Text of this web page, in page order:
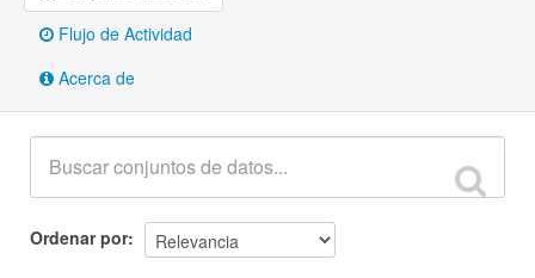
Flujo de Actividad
Acerca de
Ordenar por